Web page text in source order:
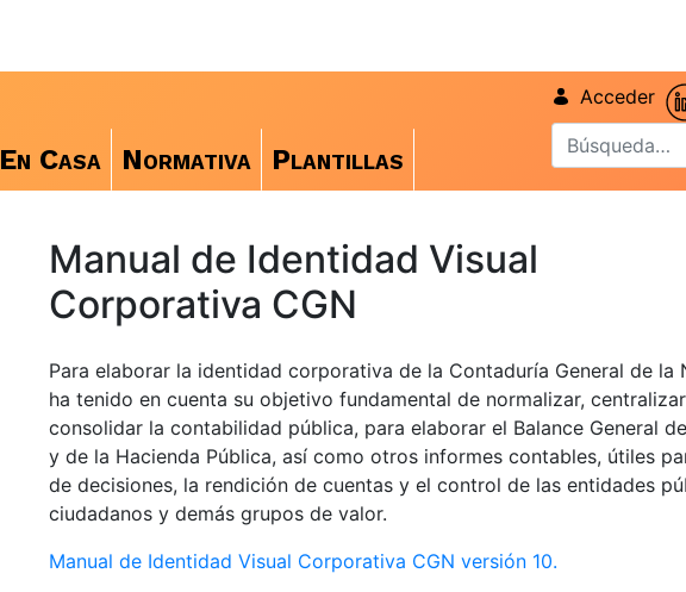
En Casa Normativa Plantillas
Acceder
Manual de Identidad Visual
Corporativa CGN
Para elaborar la identidad corporativa de la Contaduría General de la
ha tenido en cuenta su objetivo fundamental de normalizar,
consolidar la contabilidad pública, para elaborar el Balance General
y de la Hacienda Pública, así como otros informes contables, útiles
de decisiones, la rendición de cuentas y el control de las entidades
ciudadanos y demás grupos de valor.
Manual de Identidad Visual Corporativa CGN versión 10.